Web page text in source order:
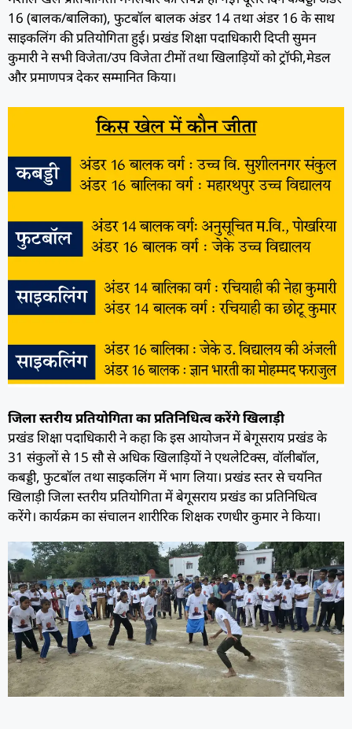
16 (बालक/बालिका), फुटबॉल बालक अंडर 14 तथा अंडर 16 के साथ
साइकलिंग की प्रतियोगिता हुई। प्रखंड शिक्षा पदाधिकारी दिप्ती सुमन
कुमारी ने सभी विजेता/उप विजेता टीमों तथा खिलाड़ियों को ट्रॉफी,मेडल
और प्रमाणपत्र देकर सम्मानित किया।
जिला स्तरीय प्रतियोगिता का प्रतिनिधित्व करेंगे खिलाड़ी
प्रखंड शिक्षा पदाधिकारी ने कहा कि इस आयोजन में बेगूसराय प्रखंड के
31 संकुलों से 15 सौ से अधिक खिलाड़ियों ने एथलेटिक्स, वॉलीबॉल,
कबड्डी, फुटबॉल तथा साइकलिंग में भाग लिया। प्रखंड स्तर से चयनित
खिलाड़ी जिला स्तरीय प्रतियोगिता में बेगूसराय प्रखंड का प्रतिनिधित्व
करेंगे। कार्यक्रम का संचालन शारीरिक शिक्षक रणधीर कुमार ने किया।